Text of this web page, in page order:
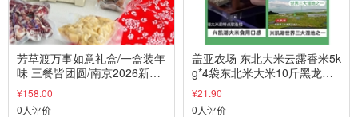
芳草渡万事如意礼盒/一盒装年
味 三餐皆团圆/南京2026新米
礼盒
¥158.00
0人评价
盖亚农场 东北大米云露香米5k
g*4袋东北米大米10斤黑龙江
大米
¥21.90
0人评价